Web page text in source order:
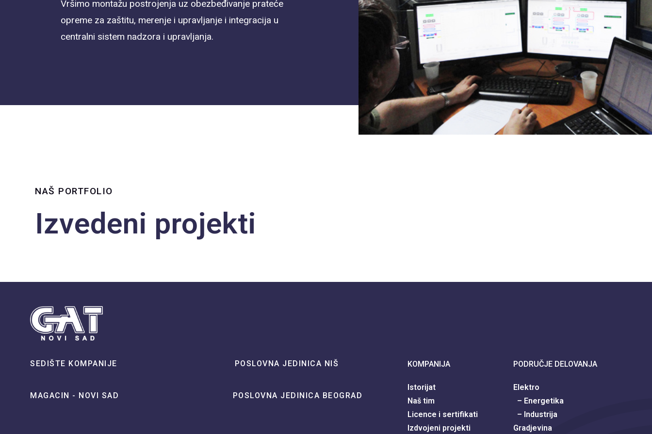
Vršimo montažu postrojenja uz obezbeđivanje prateće
opreme za zaštitu, merenje i upravljanje i integracija u
centralni sistem nadzora i upravljanja.
NAŠ PORTFOLIO
Izvedeni projekti
SEDIŠTE KOMPANIJE POSLOVNA JEDINICA NIŠ
MAGACIN - NOVI SAD POSLOVNA JEDINICA BEOGRAD
KOMPANIJA
Istorijat
Naš tim
Licence i sertifikati
Izdvojeni projekti
PODRUČJE DELOVANJA
Elektro
– Energetika
– Industrija
Gradjevina